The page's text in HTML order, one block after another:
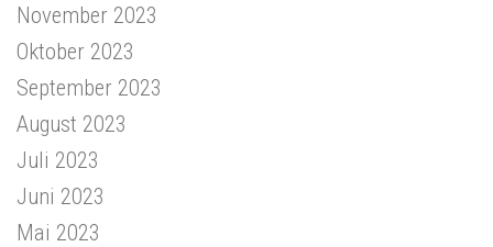
November 2023
Oktober 2023
September 2023
August 2023
Juli 2023
Juni 2023
Mai 2023